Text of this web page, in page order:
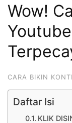
Wow!
CARA BIKIN
Daftar Isi
KLIK